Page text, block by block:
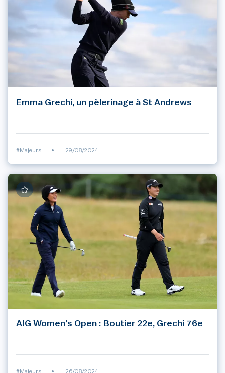
Emma Grechi, un pèlerinage à St Andrews
#Majeurs • 29/08/2024
AIG Women’s Open : Boutier 22e, Grechi 76e
#Majeurs • 26/08/2024